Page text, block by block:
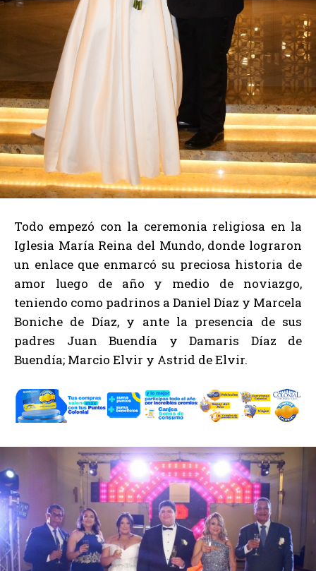
Todo empezó con la ceremonia religiosa en la
Iglesia María Reina del Mundo, donde lograron
un enlace que enmarcó su preciosa historia de
amor luego de año y medio de noviazgo,
teniendo como padrinos a Daniel Díaz y Marcela
Boniche de Díaz, y ante la presencia de sus
padres Juan Buendía y Damaris Díaz de
Buendía; Marcio Elvir y Astrid de Elvir.